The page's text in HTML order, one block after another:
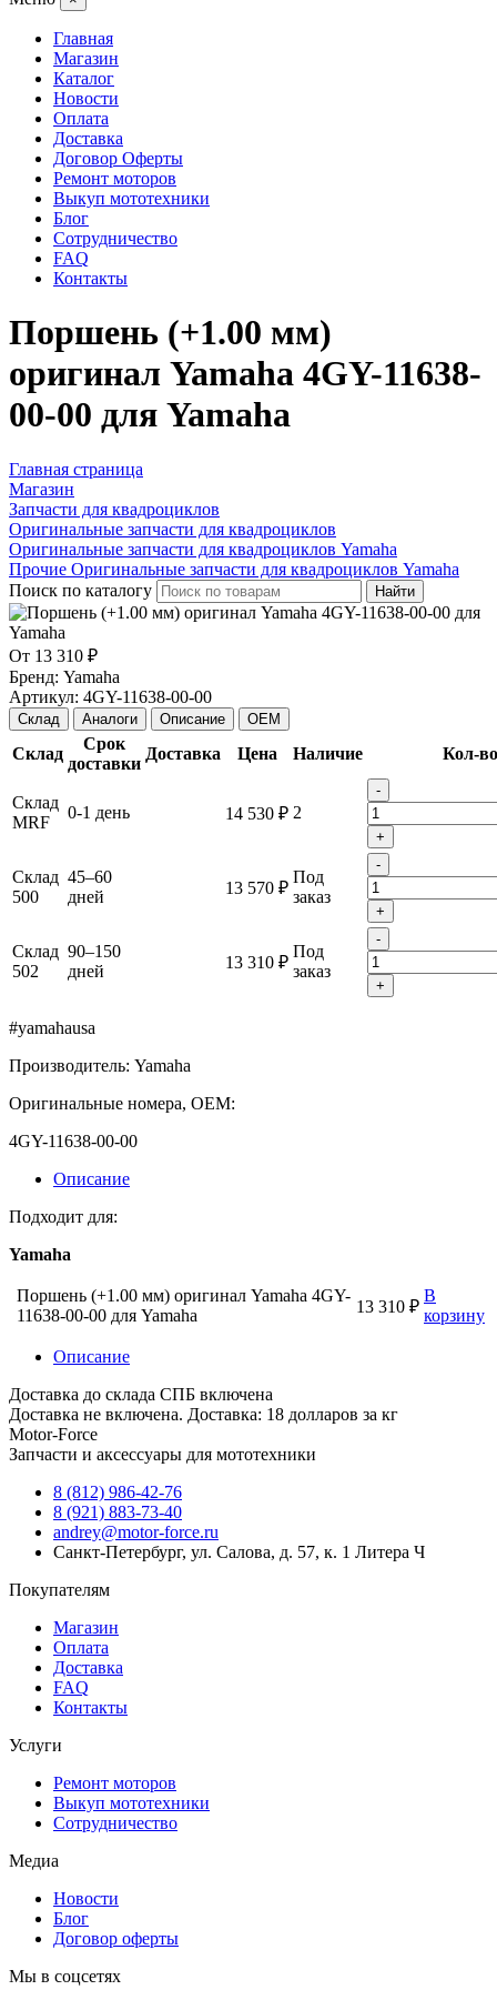
Главная
Магазин
Каталог
Новости
Оплата
Доставка
Договор Оферты
Ремонт моторов
Выкуп мототехники
Блог
Сотрудничество
FAQ
Контакты
Поршень (+1.00 мм)
оригинал Yamaha 4GY-11638-
00-00 для Yamaha
Главная страница
Магазин
Запчасти для квадроциклов
Оригинальные запчасти для квадроциклов
Оригинальные запчасти для квадроциклов Yamaha
Прочие Оригинальные запчасти для квадроциклов Yamaha
Поиск по каталогу
Найти
От 13 310 ₽
Бренд: Yamaha
Артикул: 4GY-11638-00-00
Склад Аналоги Описание OEM
Склад
Срок
доставки
Доставка Цена Наличие Кол-во
Склад
MRF
0-1 день 14 530 ₽ 2
-
+
Склад
500
45–60
дней
13 570 ₽
Под
заказ
-
+
Склад
502
90–150
дней
13 310 ₽
Под
заказ
-
+
#yamahausa
Производитель: Yamaha
Оригинальные номера, OEM:
4GY-11638-00-00
Описание
Подходит для:
Yamaha
Поршень (+1.00 мм) оригинал Yamaha 4GY-
11638-00-00 для Yamaha
13 310 ₽
В
корзину
Описание
Доставка до склада СПБ включена
Доставка не включена. Доставка: 18 долларов за кг
Motor-Force
Запчасти и аксессуары для мототехники
8 (812) 986-42-76
8 (921) 883-73-40
andrey@motor-force.ru
Санкт-Петербург, ул. Салова, д. 57, к. 1 Литера Ч
Покупателям
Магазин
Оплата
Доставка
FAQ
Контакты
Услуги
Ремонт моторов
Выкуп мототехники
Сотрудничество
Медиа
Новости
Блог
Договор оферты
Мы в соцсетях